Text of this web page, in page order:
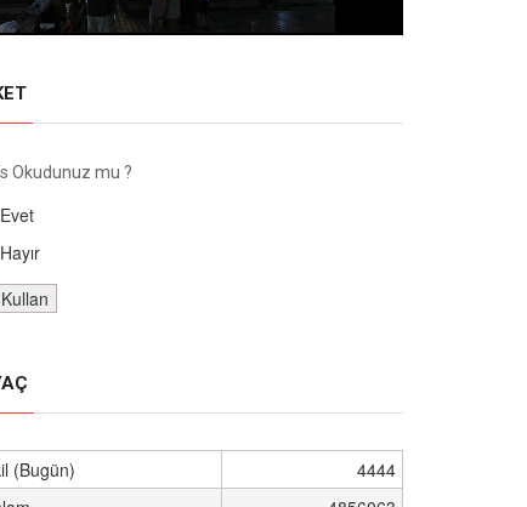
Okudunuz mu ?
Evet
Hayır
(Bugün)
4444